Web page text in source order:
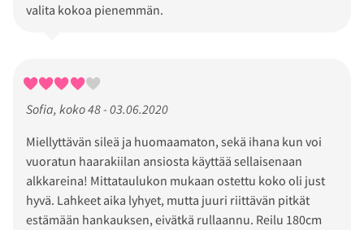
valita kokoa pienemmän.
Sofia, koko 48 - 03.06.2020
Miellyttävän sileä ja huomaamaton, sekä ihana kun voi
vuoratun haarakiilan ansiosta käyttää sellaisenaan
alkkareina! Mittataulukon mukaan ostettu koko oli just
hyvä. Lahkeet aika lyhyet, mutta juuri riittävän pitkät
estämään hankauksen, eivätkä rullaannu. Reilu 180cm